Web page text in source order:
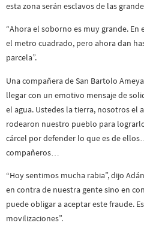
esta zona serán esclavos de las
“Ahora el soborno es muy grande. En
el metro cuadrado, pero ahora dan
parcela”.
Una compañera de San Bartolo
llegar con un emotivo mensaje de
el agua. Ustedes la tierra, nosotros el
rodearon nuestro pueblo para
cárcel por defender lo que es de
compañeros…
“Hoy sentimos mucha rabia”, dijo
en contra de nuestra gente sino en
puede obligar a aceptar este fraude.
movilizaciones”.